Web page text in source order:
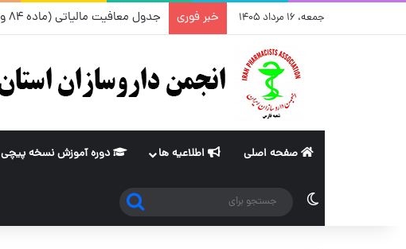
جمعه، ۱۶ مرداد ۱۴۰۵ خبر فوری جدول معافیت مالیاتی (ماده ۸۴ و ۱۰۱قانون مالیات های مستقیم) از سال ۱۳۹۶ تا ۱۴۰۵
صفحه اصلی اطلاعیه ها دوره آموزش نسخه پیچی
تغییر پوسته
جستجو
برای